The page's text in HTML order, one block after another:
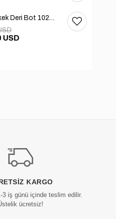
Sail Lakers - Erkek Deri Bot 102-2868-65390
USD
KARGO
3 iş günü içinde teslim edilir.
ücretsiz!